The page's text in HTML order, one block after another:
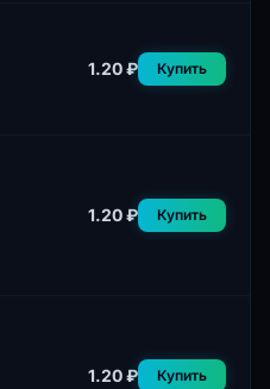
1.20 ₽ Купить
1.20 ₽ Купить
1.20 ₽ Купить